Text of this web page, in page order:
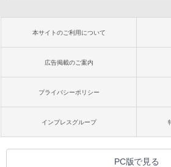
本サイトのご利用について
広告掲載のご案内
プライバシーポリシー
インプレスグループ
PC版で見る